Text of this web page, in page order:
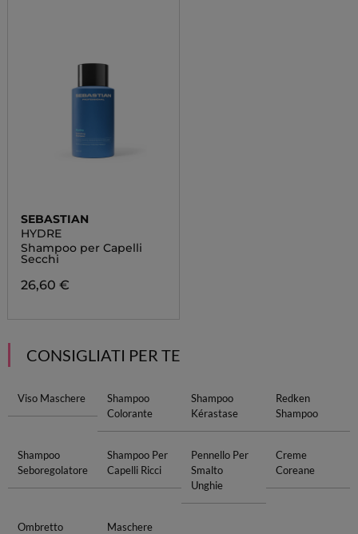
SEBASTIAN
HYDRE
Shampoo per Capelli
Secchi
26,60 €
CONSIGLIATI PER TE
Viso Maschere
Shampoo
Colorante
Shampoo
Kérastase
Redken
Shampoo
Shampoo
Seboregolatore
Shampoo Per
Capelli Ricci
Pennello Per
Smalto
Unghie
Creme
Coreane
Ombretto
Maschere